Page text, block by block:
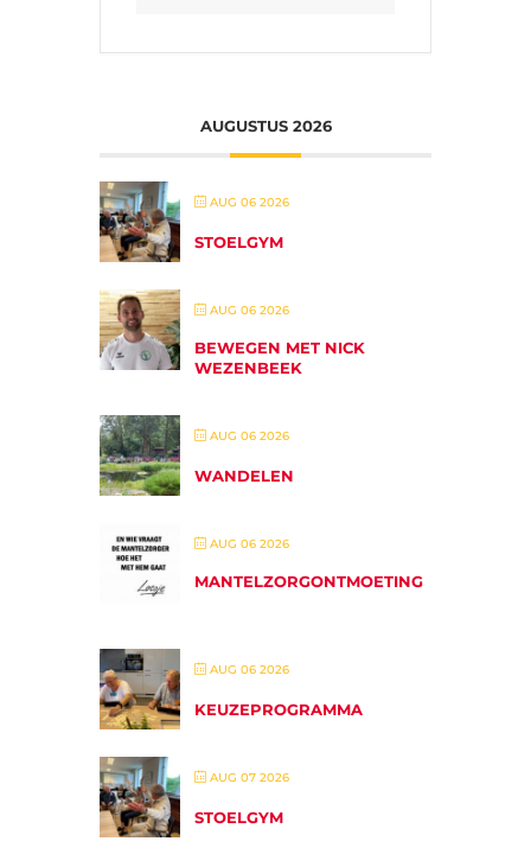
AUGUSTUS 2026
AUG 06 2026
STOELGYM
AUG 06 2026
BEWEGEN MET NICK
WEZENBEEK
AUG 06 2026
WANDELEN
AUG 06 2026
MANTELZORGONTMOETING
AUG 06 2026
KEUZEPROGRAMMA
AUG 07 2026
STOELGYM